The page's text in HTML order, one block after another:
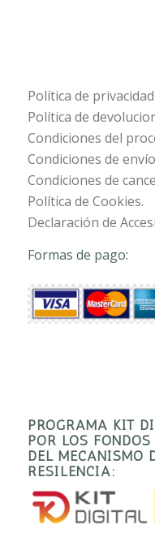
Política de
Política de
Condiciones del
Condiciones de envío
Condiciones de
Política de Cookies.
Declaración de
Formas de pago:
PROGRAMA KIT
POR LOS
DEL MECANISMO
RESILENCIA: